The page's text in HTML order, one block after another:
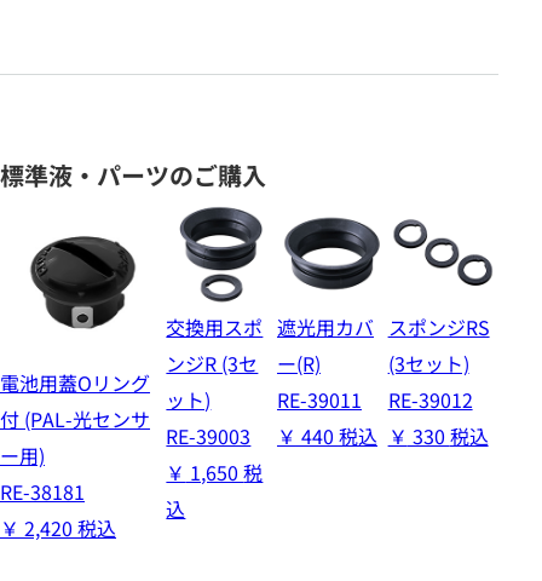
標準液・パーツのご購入
電池用蓋Oリング
付 (PAL-光センサ
ー用)
RE-38181
￥ 2,420 税込
交換用スポ
ンジR (3セ
ット)
RE-39003
￥ 1,650税
込
遮光用カバ
ー(R)
RE-39011
￥ 440 税込
スポンジRS
(3セット)
RE-39012
￥ 330 税込